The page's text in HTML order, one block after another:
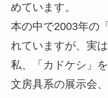
めています。
本の中で2003年の
れていますが、実
私、「カドケシ」
文房具系の展示会